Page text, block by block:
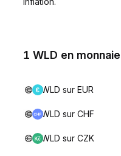
1 WLD en
WLD sur EUR
WLD sur CHF
WLD sur CZK